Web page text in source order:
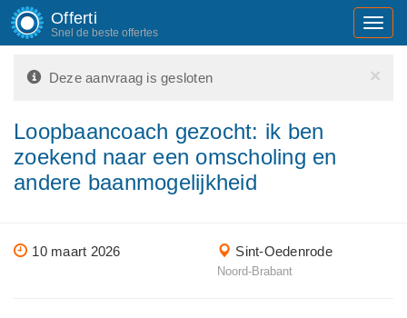
Offerti
Snel de beste offertes
×
Deze aanvraag is gesloten
Loopbaancoach gezocht: ik ben
zoekend naar een omscholing en
andere baanmogelijkheid
10 maart 2026 Sint-Oedenrode
Noord-Brabant